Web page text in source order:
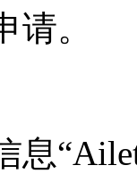
。
息